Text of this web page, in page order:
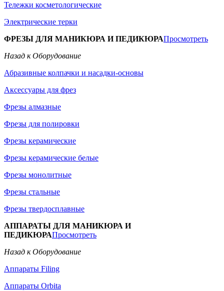
Тележки косметологические
Электрические терки
ФРЕЗЫ ДЛЯ МАНИКЮРА И ПЕДИКЮРАПросмотреть
Назад к Оборудование
Абразивные колпачки и насадки-основы
Аксессуары для фрез
Фрезы алмазные
Фрезы для полировки
Фрезы керамические
Фрезы керамические белые
Фрезы монолитные
Фрезы стальные
Фрезы твердосплавные
АППАРАТЫ ДЛЯ МАНИКЮРА И
ПЕДИКЮРАПросмотреть
Назад к Оборудование
Аппараты Filing
Аппараты Orbita